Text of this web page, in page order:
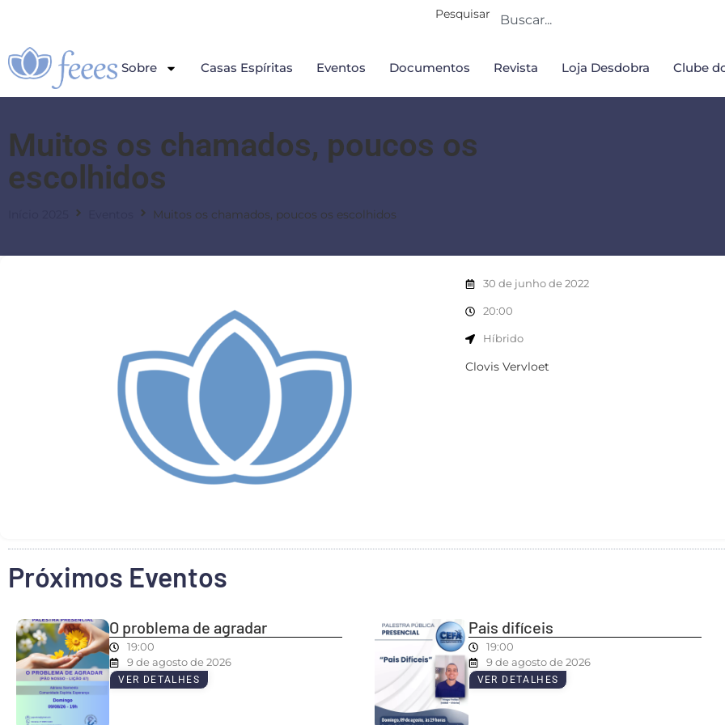
Pesquisar
Sobre Casas Espíritas Eventos Documentos Revista Loja Desdobra Clube
Muitos os chamados, poucos os
escolhidos
Muitos os chamados, poucos os escolhidos
30 de junho de 2022
20:00
Híbrido
Clovis Vervloet
Próximos Eventos
O problema de agradar
19:00
9 de agosto de 2026
VER DETALHES
Pais difíceis
19:00
9 de agosto de 2026
VER DETALHES